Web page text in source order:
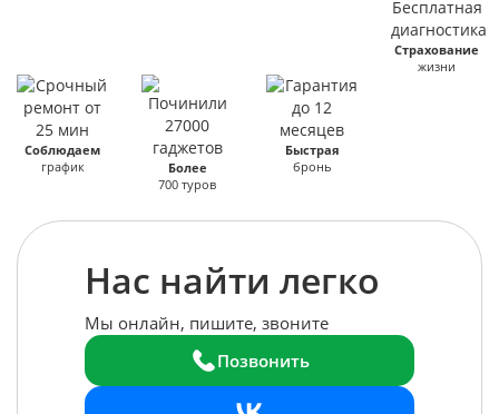
Страхование
жизни
Соблюдаем
график
Более
700 туров
Быстрая
бронь
Нас найти легко
Мы онлайн, пишите, звоните
Позвонить